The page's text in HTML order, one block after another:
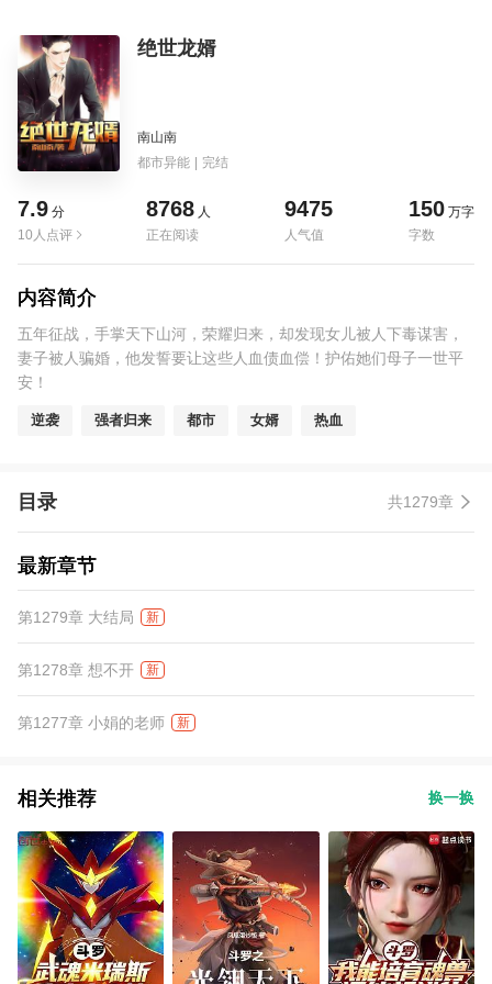
绝世龙婿
南山南
都市异能 | 完结
7.9 分
10人点评
8768 人
正在阅读
9475
人气值
150 万字
字数
内容简介
五年征战，手掌天下山河，荣耀归来，却发现女儿被人下毒谋害，
妻子被人骗婚，他发誓要让这些人血债血偿！护佑她们母子一世平
安！
逆袭 强者归来 都市 女婿 热血
目录 共1279章
最新章节
第1279章 大结局 新
第1278章 想不开 新
第1277章 小娟的老师 新
相关推荐 换一换